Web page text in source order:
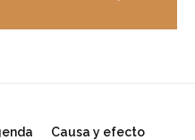
Causa y efecto